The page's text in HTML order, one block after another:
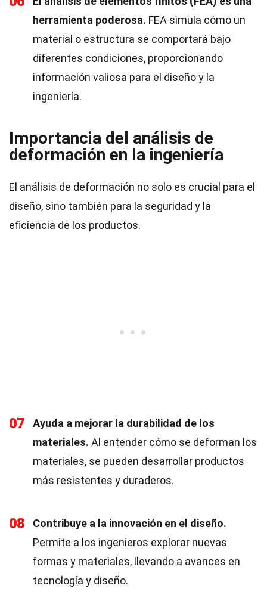
herramienta poderosa. FEA simula cómo un
material o estructura se comportará bajo
diferentes condiciones, proporcionando
información valiosa para el diseño y la
ingeniería.
Importancia del análisis de
deformación en la ingeniería
El análisis de deformación no solo es crucial para el
diseño, sino también para la seguridad y la
eficiencia de los productos.
07
Ayuda a mejorar la durabilidad de los
materiales. Al entender cómo se deforman los
materiales, se pueden desarrollar productos
más resistentes y duraderos.
08
Contribuye a la innovación en el diseño.
Permite a los ingenieros explorar nuevas
formas y materiales, llevando a avances en
tecnología y diseño.